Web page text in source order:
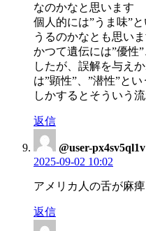
なのかなと思います
個人的には”うま味”
うるのかなとも思い
かつて遺伝には”優性
したが、誤解を与え
は”顕性”、”潜性”と
しかするとそういう
返信
@user-px4sv5ql1v
2025-09-02 10:02
アメリカ人の舌が麻
返信